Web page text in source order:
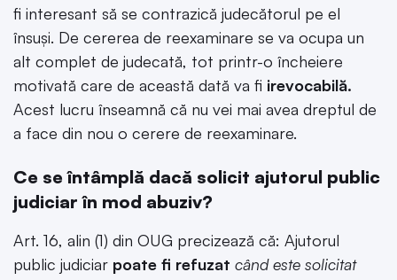
fi interesant să se contrazică judecătorul pe el
însuși. De cererea de reexaminare se va ocupa un
alt complet de judecată, tot printr-o încheiere
motivată care de această dată va fi irevocabilă.
Acest lucru înseamnă că nu vei mai avea dreptul de
a face din nou o cerere de reexaminare.
Ce se întâmplă dacă solicit ajutorul public
judiciar în mod abuziv?
Art. 16, alin (1) din OUG precizează că: Ajutorul
public judiciar poate fi refuzat când este solicitat